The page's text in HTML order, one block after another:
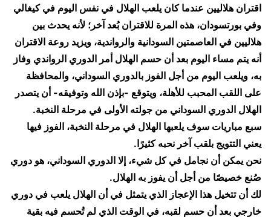
اقتران هلاليين عندما كان يلعب الهلال في نفس اليوم في كيغالي
وفي بورتسودان، هذه المرة للاقتران بُعد آخر؛ لأنه يحدث بين
هلاليين في العاصمتين السودانية والرواندية، ويزيد روعة الاقتران
أنه يتم مساء اليوم بعد أن حسم الهلال أمر الدوري الرواندي وفاز
به، ويلعب اليوم من أجل الفوز بالدوري السوداني، والمحافظة
على اللقب المحبب للأهلة، ويتوقع -بإذن الله وتوفيقه- أن يتصدر
الهلال الدوري السوداني من جولته الأولى في مرحلة النخبة.
​سبع مباريات سوف يلعبها الهلال في مرحلة النخبة، الفوز فيها
يعني التتويج بلقب آخر نحبه كثيرًا.
​نحن يمكن أن نجامل في كل شيء، إلا الدوري السوداني، هو دوري
صُنع خصيصًا من أجل أن يفوز به الهلال.
​لك أن تتخيل هذا الإعجاز الذي يتمثل في أن الهلال يلعب في دوري
خارجي بعد أن حسم لقبه، في الوقت الذي لم تُحسم فيه بقية